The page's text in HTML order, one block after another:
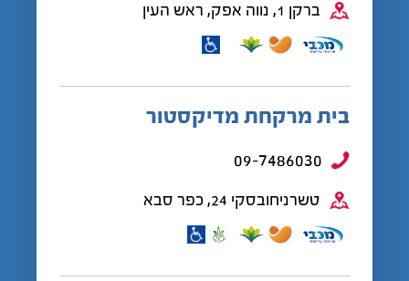
ברקן 1, נווה אפק, ראש העין
בית מרקחת מדיקסטור
09-7486030
טשרניחובסקי 24, כפר סבא